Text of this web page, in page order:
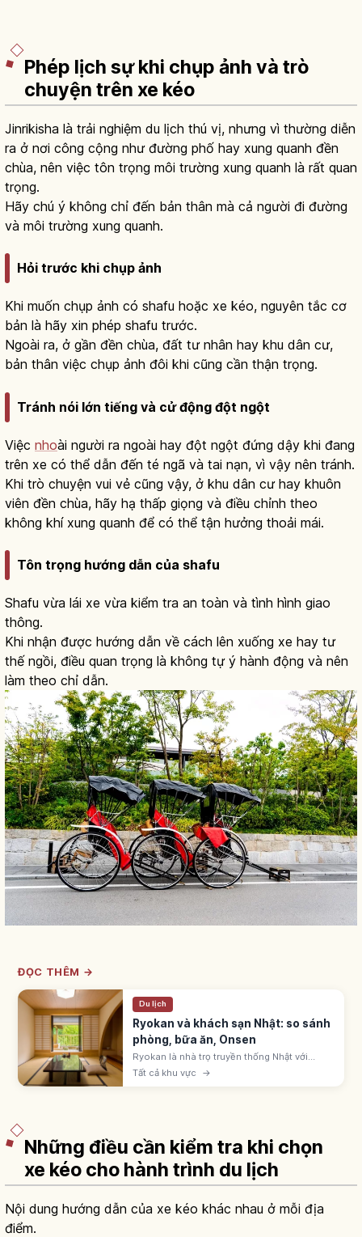
Phép lịch sự khi chụp ảnh và trò
chuyện trên xe kéo
Jinrikisha là trải nghiệm du lịch thú vị, nhưng vì thường diễn
ra ở nơi công cộng như đường phố hay xung quanh đền
chùa, nên việc tôn trọng môi trường xung quanh là rất quan
trọng.
Hãy chú ý không chỉ đến bản thân mà cả người đi đường
và môi trường xung quanh.
Hỏi trước khi chụp ảnh
Khi muốn chụp ảnh có shafu hoặc xe kéo, nguyên tắc cơ
bản là hãy xin phép shafu trước.
Ngoài ra, ở gần đền chùa, đất tư nhân hay khu dân cư,
bản thân việc chụp ảnh đôi khi cũng cần thận trọng.
Tránh nói lớn tiếng và cử động đột ngột
Việc nhoài người ra ngoài hay đột ngột đứng dậy khi đang
trên xe có thể dẫn đến té ngã và tai nạn, vì vậy nên tránh.
Khi trò chuyện vui vẻ cũng vậy, ở khu dân cư hay khuôn
viên đền chùa, hãy hạ thấp giọng và điều chỉnh theo
không khí xung quanh để có thể tận hưởng thoải mái.
Tôn trọng hướng dẫn của shafu
Shafu vừa lái xe vừa kiểm tra an toàn và tình hình giao
thông.
Khi nhận được hướng dẫn về cách lên xuống xe hay tư
thế ngồi, điều quan trọng là không tự ý hành động và nên
làm theo chỉ dẫn.
ĐỌC THÊM →
Du lịch
Ryokan và khách sạn Nhật: so sánh
phòng, bữa ăn, Onsen
Ryokan là nhà trọ truyền thống Nhật với
phòng tatami, futon, yukata, kaiseki và
onsen. Khách sạn business, city, resort tự
Tất cả khu vực →
Những điều cần kiểm tra khi chọn
xe kéo cho hành trình du lịch
Nội dung hướng dẫn của xe kéo khác nhau ở mỗi địa
điểm.